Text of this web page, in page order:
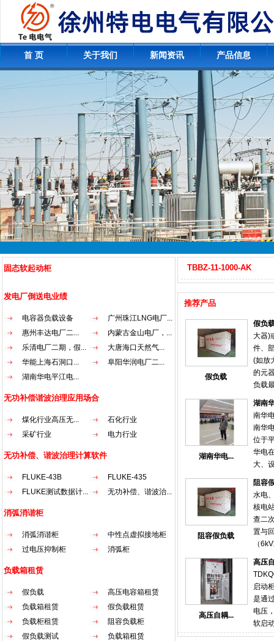
首 页 关于我们 新闻资讯 产品信息
固态软起动柜
发电厂倒送电业绩
电容器负载设备
广州珠江LNG电厂...
惠州丰达电厂二...
内蒙古金山电厂，...
乐清电厂二期，假...
大唐海口天然气...
华能上海石洞口...
阜阳华润电厂二...
湖南华电平江电...
无功补偿谐波治理应用场合
煤化行业高压无...
石化行业
采矿行业
电力行业
无功补偿、谐波治理计算软件
FLUKE-43B
FLUKE-435
FLUKE测试数据计...
无功补偿、谐波治...
消弧消谐柜
消弧消谐柜
中性点虚拟接地柜
过电压抑制柜
消弧柜
负载箱租赁
假负载
高压电容箱租赁
负载箱租赁
假负载租赁
负载柜租赁
阻容负载柜
假负载测试
负载箱租赁
TBBZ-11-1000-AK
推荐产品
假负载
假负
大器)
件、
(如放
的元
负载
抗匹
时使
电阻
发射
要匹
湖南华电...
湖南
南华
南华
位于
华电
大、
好等
于国
平江
术人
随着
式受
来重
电，
段 。
的单
力保
础。
调式
一次
阻容假负载
阻容
水电
核电
查二
置与
（
容器
压备
性。
护可
比普
备的
电厂
高压自耦...
高压
启动
是通
电压
软启
空环